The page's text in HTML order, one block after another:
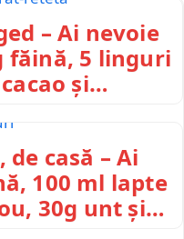
– Ai nevoie
făină, 5 linguri
și…
casă – Ai
100 ml lapte
30g unt și…